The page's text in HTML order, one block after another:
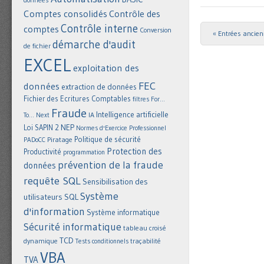
Post
« Entrées
Comptes consolidés Contrôle des
comptes Contrôle interne Conversion
de fichier démarche d'audit
EXCEL exploitation des
données extraction de données FEC
Fichier des Ecritures Comptables filtres For...
To... Next Fraude IA Intelligence artificielle
Loi SAPIN 2 NEP Normes d'Exercice Professionnel
PADoCC Piratage Politique de sécurité
Productivité programmation Protection des
données prévention de la fraude
requête SQL Sensibilisation des
utilisateurs SQLSystème
d'information Système informatique
Sécurité informatique tableau croisé
dynamique TCD Tests conditionnels traçabilité
TVAVBA